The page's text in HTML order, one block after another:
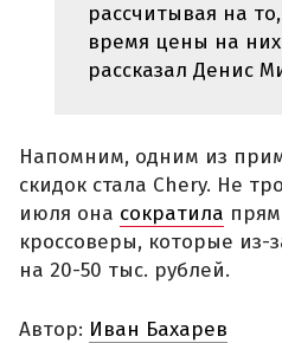
рассчитывая на
время цены на них
рассказал Денис
Напомним, одним из
скидок стала Chery. Не
июля она сократила
кроссоверы, которые из-
на 20-50 тыс. рублей.
Автор: Иван Бахарев